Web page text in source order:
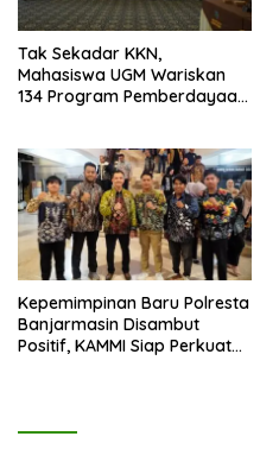
Tak Sekadar KKN,
Mahasiswa UGM Wariskan
134 Program Pemberdayaan
Kepemimpinan Baru Polresta
Banjarmasin Disambut
Positif, KAMMI Siap Perkuat